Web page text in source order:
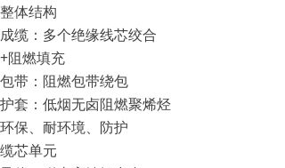
整体结构
成缆：多个绝缘线芯绞合
+阻燃填充
包带：阻燃包带绕包
护套：低烟无卤阻燃聚烯烃
环保、耐环境、防护
缆芯单元